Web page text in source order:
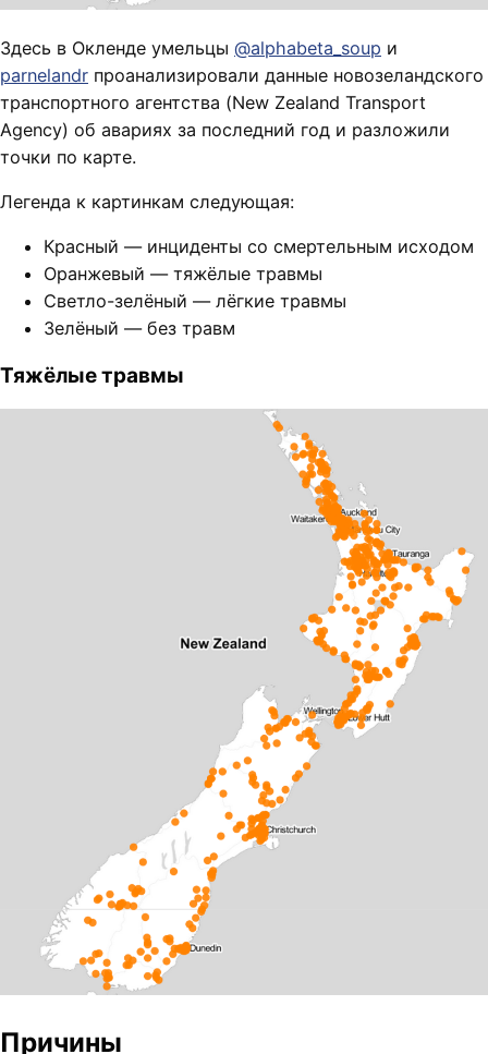
Здесь в Окленде умельцы @alphabeta_soup и
parnelandr проанализировали данные новозеландского
транспортного агентства (New Zealand Transport
Agency) об авариях за последний год и разложили
точки по карте.
Легенда к картинкам следующая:
Красный — инциденты со смертельным исходом
Оранжевый — тяжёлые травмы
Светло-зелёный — лёгкие травмы
Зелёный — без травм
Тяжёлые травмы
Причины